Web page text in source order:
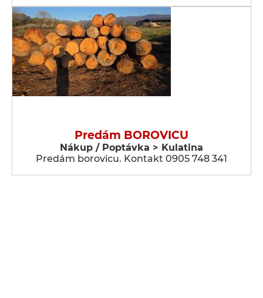
Predám BOROVICU
Nákup / Poptávka > Kulatina
Predám borovicu. Kontakt 0905 748 341